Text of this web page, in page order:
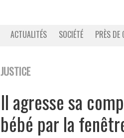
ACTUALITÉS SOCIÉTÉ PRÈS DE
JUSTICE
Il agresse sa
bébé par la